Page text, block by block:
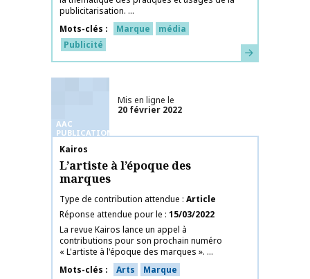
publicitarisation. ...
Mots-clés
Marque
média
Publicité
En savoir plus
AAC
PUBLICATIONS
Mis en ligne le
20 février 2022
Nom de la publication
Kairos
L’artiste à l’époque des
marques
Type de contribution attendue Article
Réponse attendue pour le 15/03/2022
La revue Kairos lance un appel à
contributions pour son prochain numéro
« L'artiste à l'époque des marques ». ...
Mots-clés
Arts
Marque